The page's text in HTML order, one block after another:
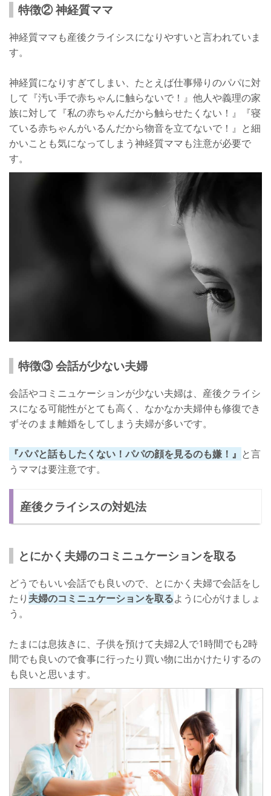
特徴② 神経質ママ
神経質ママも産後クライシスになりやすいと言われていま
す。
神経質になりすぎてしまい、たとえば仕事帰りのパパに対
して『汚い手で赤ちゃんに触らないで！』他人や義理の家
族に対して『私の赤ちゃんだから触らせたくない！』『寝
ている赤ちゃんがいるんだから物音を立てないで！』と細
かいことも気になってしまう神経質ママも注意が必要で
す。
特徴③ 会話が少ない夫婦
会話やコミニュケーションが少ない夫婦は、産後クライシ
スになる可能性がとても高く、なかなか夫婦仲も修復でき
ずそのまま離婚をしてしまう夫婦が多いです。
『パパと話もしたくない！パパの顔を見るのも嫌！』 と言
うママは要注意です。
産後クライシスの対処法
とにかく夫婦のコミニュケーションを取る
どうでもいい会話でも良いので、とにかく夫婦で会話をし
たり 夫婦のコミニュケーションを取るように心がけましょ
う。
たまには息抜きに、子供を預けて夫婦2人で1時間でも2時
間でも良いので食事に行ったり買い物に出かけたりするの
も良いと思います。